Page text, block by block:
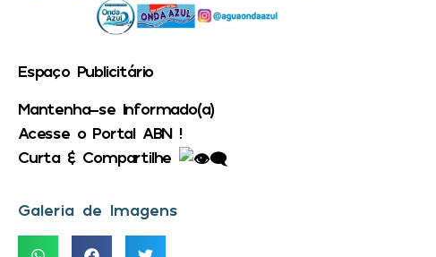
Espaço Publicitário
Mantenha-se Informado(a)
Acesse o Portal ABN !
Curta & Compartilhe
Galeria de Imagens